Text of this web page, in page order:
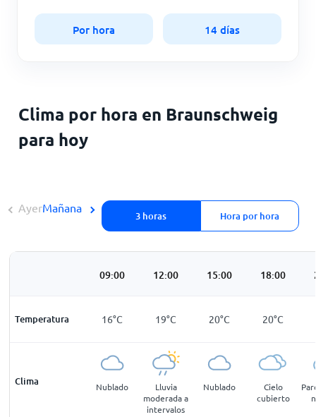
Por hora 14 días
Clima por hora en Braunschweig
para hoy
Ayer
3 horas Hora por hora
Mañana
09:00 12:00 15:00 18:00
Temperatura
C 11°C 16°C 19°C 20°C 20°C
Clima Nublado
Lluvia
moderada a
intervalos
Nublado
Cielo
cubierto